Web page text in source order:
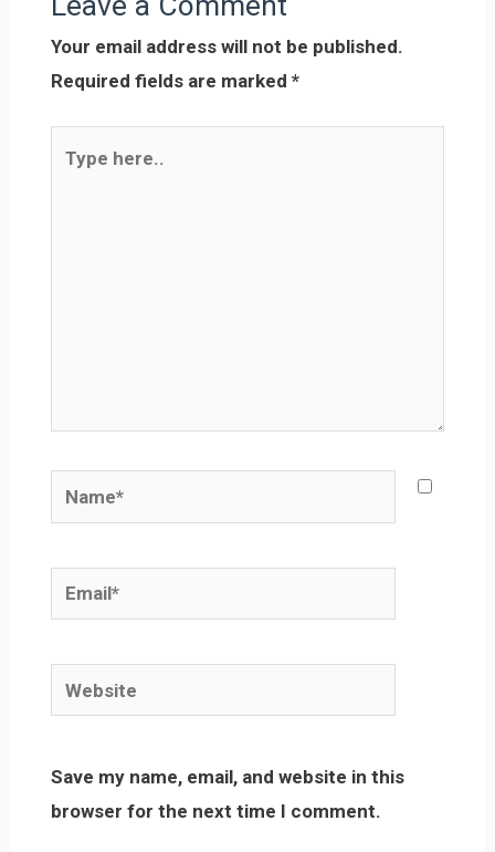
Your email address will not be published.
Required fields are marked *
Name*
Email*
Website
Save my name, email, and website in this
browser for the next time I comment.